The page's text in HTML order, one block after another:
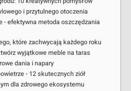
i przytulnego otoczenia
- efektywna metoda oszczędzania
które zachwycają każdego roku
wyjątkowe meble na taras
dania i napary
- 12 skutecznych ziół
dla zdrowego ekosystemu